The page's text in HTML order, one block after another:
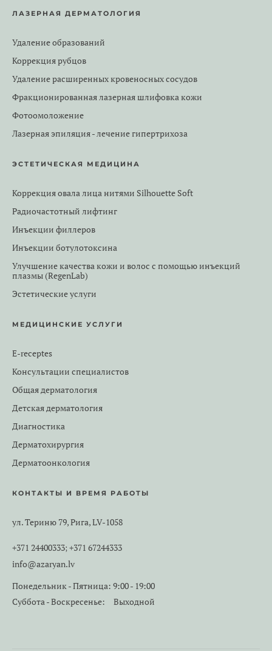
ЛАЗЕРНАЯ ДЕРМАТОЛОГИЯ
Удаление образований
Коррекция рубцов
Удаление расширенных кровеносных сосудов
Фракционированная лазерная шлифовка кожи
Фотоомоложение
Лазерная эпиляция - лечение гипертрихоза
ЭСТЕТИЧЕСКАЯ МЕДИЦИНА
Коррекция овала лица нитями Silhouette Soft
Радиочастотный лифтинг
Инъекции филлеров
Инъекции ботулотоксина
Улучшение качества кожи и волос с помощью инъекций
плазмы (RegenLab)
Эстетические услуги
МЕДИЦИНСКИЕ УСЛУГИ
E-receptes
Консультации специалистов
Общая дерматология
Детская дерматология
Диагностика
Дерматохирургия
Дерматоонкология
КОНТАКТЫ И ВРЕМЯ РАБОТЫ
ул. Териню 79, Рига, LV-1058
+371 24400333; +371 67244333
info@azaryan.lv
Понедельник - Пятница: 9:00 - 19:00
Суббота - Воскресенье:
Выходной